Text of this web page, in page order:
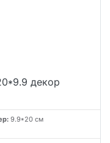
декор
9.9*20 см